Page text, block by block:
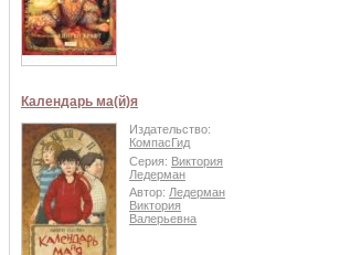
Календарь ма(й)я
Издательство:
КомпасГид
Серия: Виктория
Ледерман
Автор: Ледерман
Виктория
Валерьевна